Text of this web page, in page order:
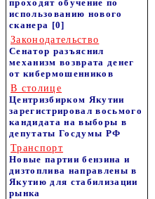
проходят обучение по
использованию нового
сканера [0]
Законодательство
Сенатор разъяснил
механизм возврата денег
от кибермошенников
В столице
Центризбирком Якутии
зарегистрировал восьмого
кандидата на выборы в
депутаты Госдумы РФ
Транспорт
Новые партии бензина и
дизтоплива направлены в
Якутию для стабилизации
рынка